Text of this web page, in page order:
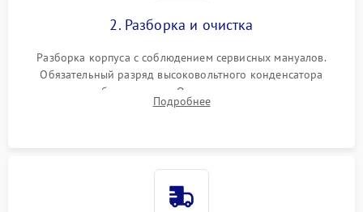
2. Разборка и очистка
Разборка корпуса с соблюдением сервисных мануалов.
Обязательный разряд высоковольтного конденсатора
вспышки для безопасности. Очистка внутренних узлов от
пыли, песка и следов влаги с помощью спецсредств.
Подробнее